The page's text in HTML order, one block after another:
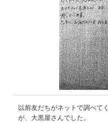
以前友だちがネットで調べて
が、大黒屋さんでした。